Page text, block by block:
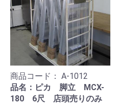
商品コード： A-1012
品名：ピカ 脚立 MCX-
180 6尺 店頭売りのみ